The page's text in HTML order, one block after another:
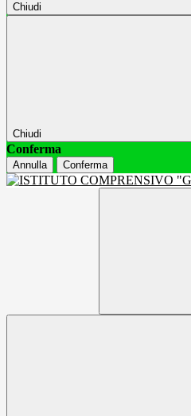
Chiudi
Chiudi
Conferma
Annulla Conferma